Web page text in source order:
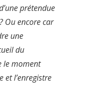
prétendue
Ou encore car
une
du
le moment
et l’enregistre